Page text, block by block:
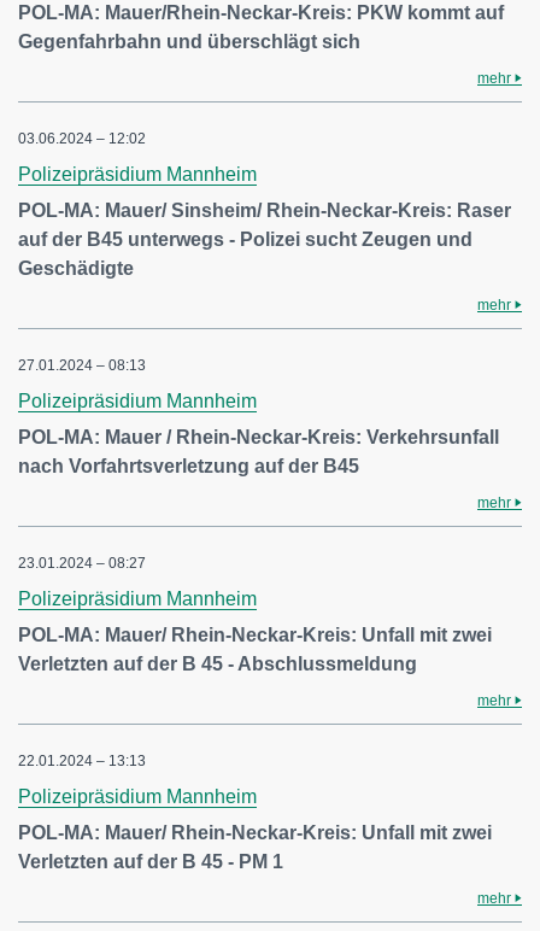
POL-MA: Mauer/Rhein-Neckar-Kreis: PKW kommt auf
Gegenfahrbahn und überschlägt sich
mehr
03.06.2024 – 12:02
Polizeipräsidium Mannheim
POL-MA: Mauer/ Sinsheim/ Rhein-Neckar-Kreis: Raser
auf der B45 unterwegs - Polizei sucht Zeugen und
Geschädigte
mehr
27.01.2024 – 08:13
Polizeipräsidium Mannheim
POL-MA: Mauer / Rhein-Neckar-Kreis: Verkehrsunfall
nach Vorfahrtsverletzung auf der B45
mehr
23.01.2024 – 08:27
Polizeipräsidium Mannheim
POL-MA: Mauer/ Rhein-Neckar-Kreis: Unfall mit zwei
Verletzten auf der B 45 - Abschlussmeldung
mehr
22.01.2024 – 13:13
Polizeipräsidium Mannheim
POL-MA: Mauer/ Rhein-Neckar-Kreis: Unfall mit zwei
Verletzten auf der B 45 - PM 1
mehr